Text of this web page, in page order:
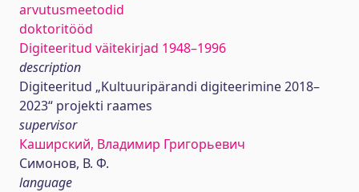
arvutusmeetodid
doktoritööd
Digiteeritud väitekirjad 1948–1996
description
Digiteeritud „Kultuuripärandi digiteerimine 2018–
2023“ projekti raames
supervisor
Каширский, Владимир Григорьевич
Симонов, В. Ф.
language